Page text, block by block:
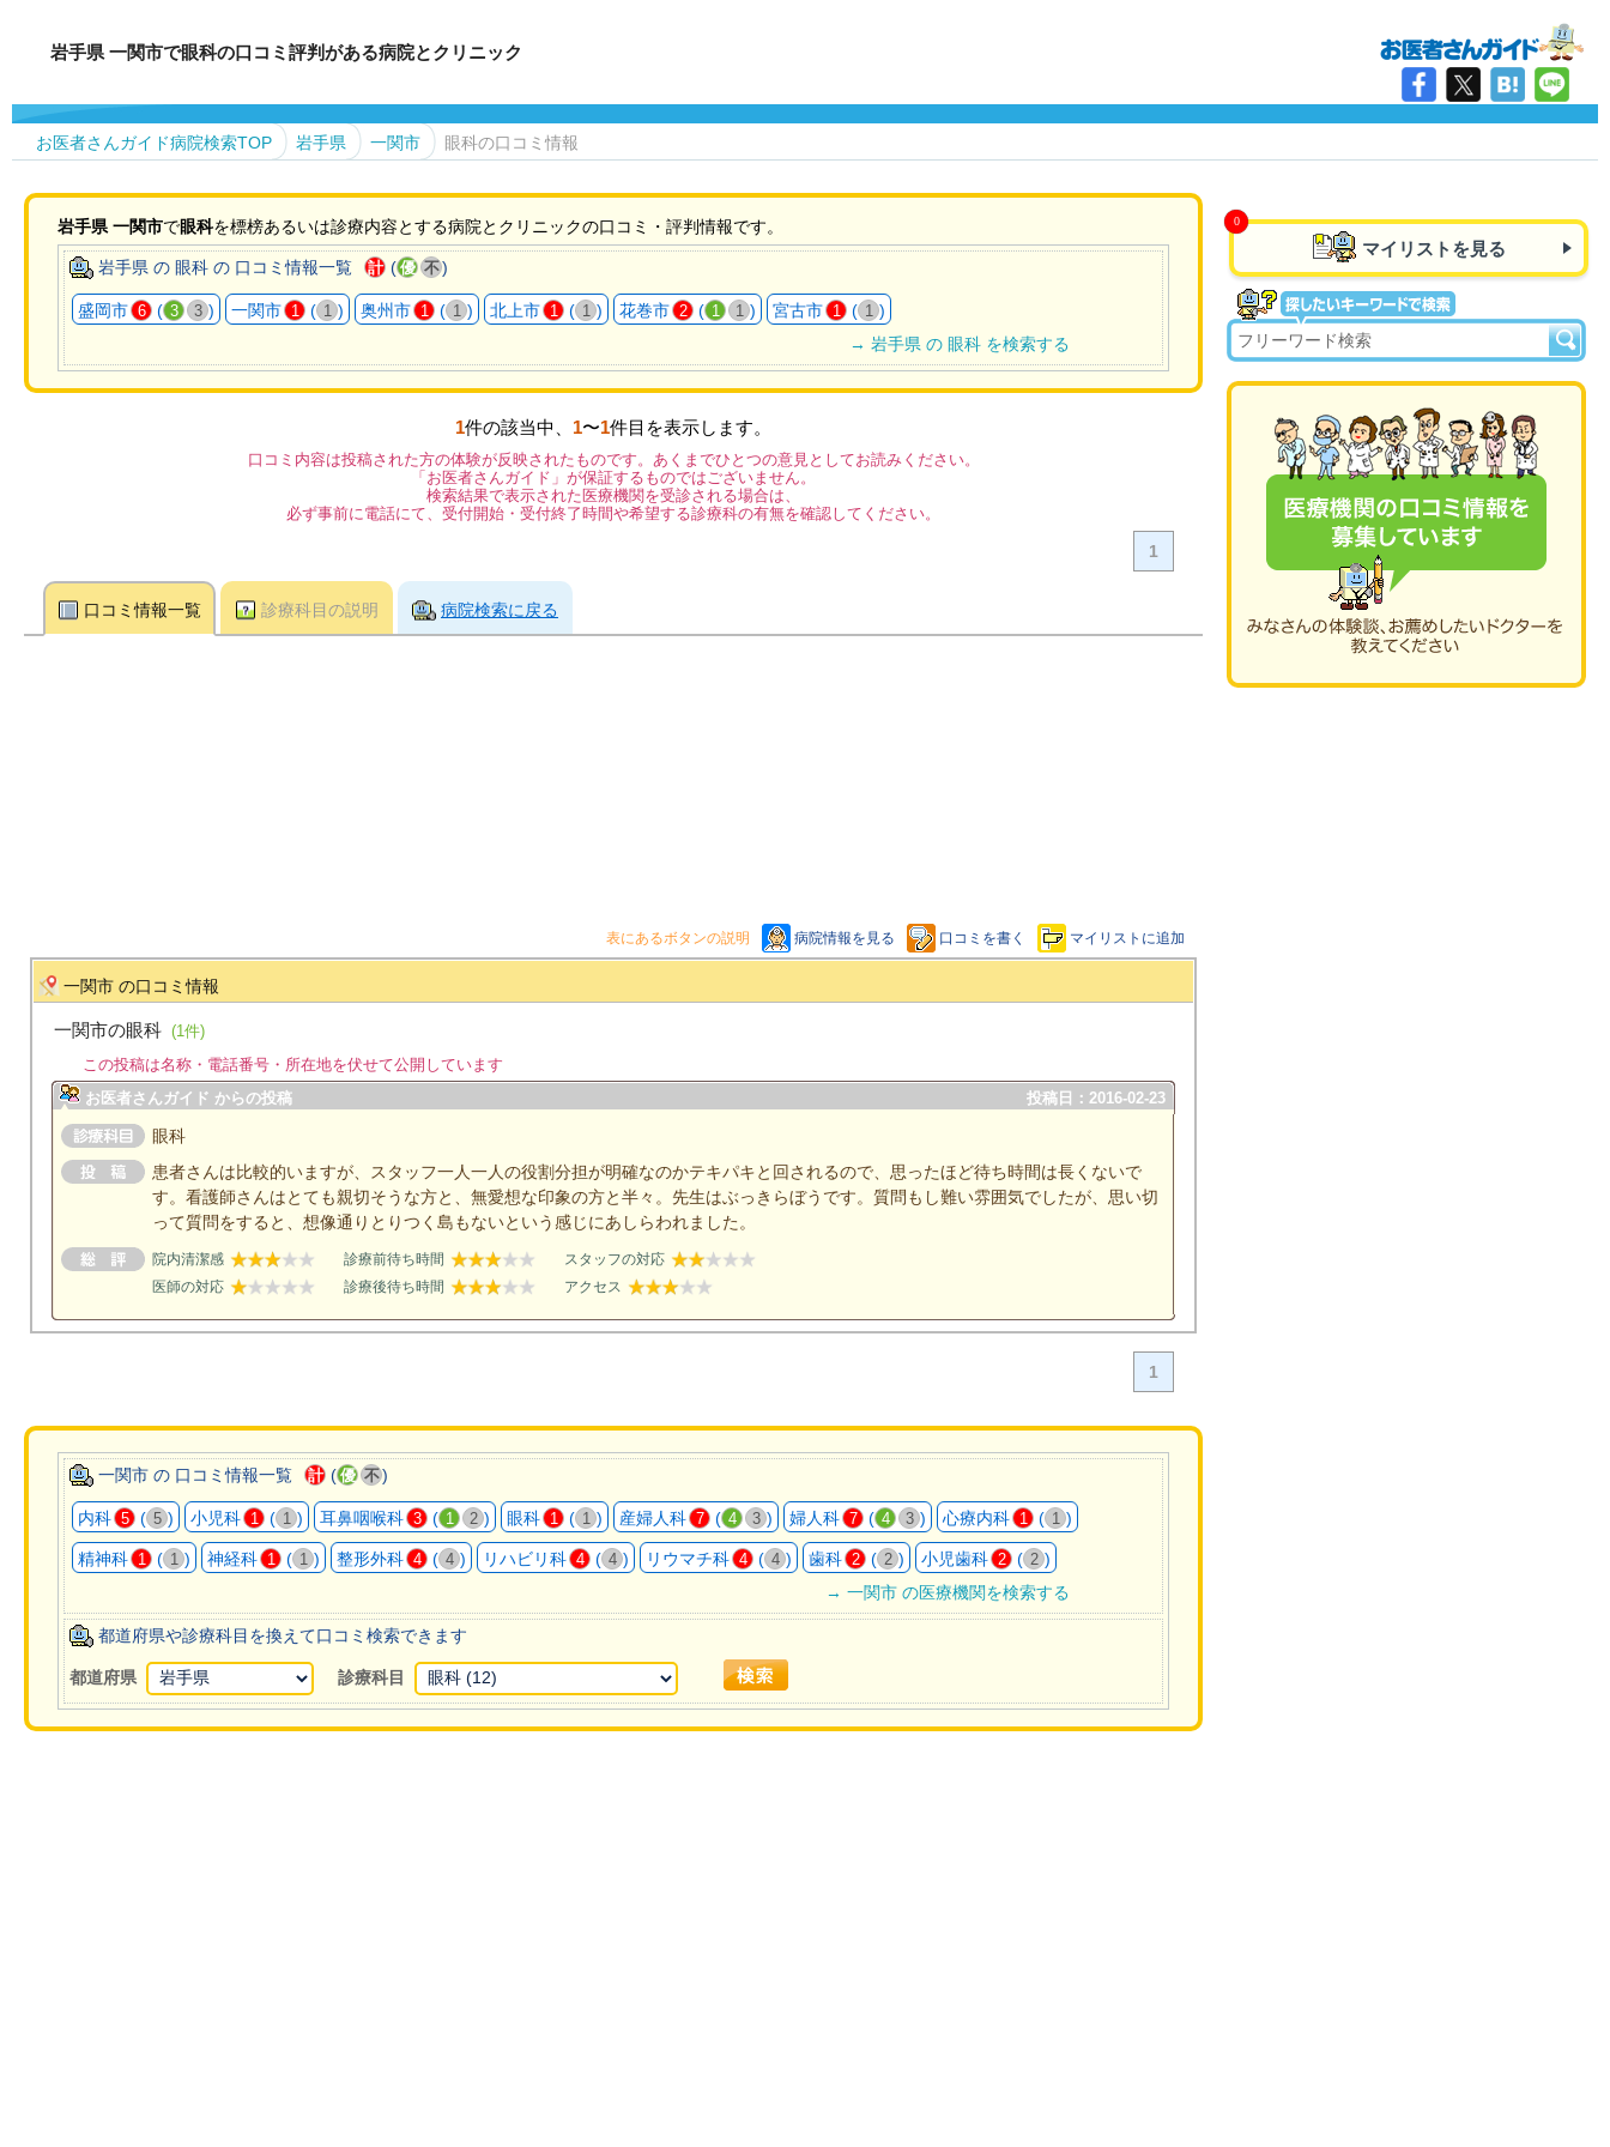
岩手県 一関市で眼科の口コミ評判がある病院とクリニック
お医者さんガイド病院検索TOP 岩手県 一関市 眼科の口コミ情報
岩手県 一関市で眼科を標榜あるいは診療内容とする病院とクリニックの口コミ・評判情報です。
岩手県 の 眼科 の 口コミ情報一覧 計 (優 不)
盛岡市 6 ( 3 3 ) 一関市 1 ( 1 ) 奥州市 1 ( 1 ) 北上市 1 ( 1 ) 花巻市 2 ( 1 1 ) 宮古市 1 ( 1 )
→ 岩手県 の 眼科 を検索する
1件の該当中、 1〜1件目を表示します。
口コミ内容は投稿された方の体験が反映されたものです。あくまでひとつの意見としてお読みください。
「お医者さんガイド」が保証するものではございません。
検索結果で表示された医療機関を受診される場合は、
必ず事前に電話にて、受付開始・受付終了時間や希望する診療科の有無を確認してください。
1
口コミ情報一覧 診療科目の説明 病院検索に戻る
表にあるボタンの説明 病院情報を見る 口コミを書く マイリストに追加
一関市 の口コミ情報
一関市の眼科 (1件)
この投稿は名称・電話番号・所在地を伏せて公開しています
お医者さんガイド からの投稿
投稿日：2016-02-23
眼科
患者さんは比較的いますが、スタッフ一人一人の役割分担が明確なのかテキパキと回されるので、思ったほど待ち時間は長くないで
す。看護師さんはとても親切そうな方と、無愛想な印象の方と半々。先生はぶっきらぼうです。質問もし難い雰囲気でしたが、思い切
って質問をすると、想像通りとりつく島もないという感じにあしらわれました。
院内清潔感 診療前待ち時間
スタッフの対応
医師の対応
診療後待ち時間 アクセス
1
一関市 の 口コミ情報一覧 計 (優 不)
内科 5 ( 5 ) 小児科 1 ( 1 ) 耳鼻咽喉科 3 ( 1 2 ) 眼科 1 ( 1 ) 産婦人科 7 ( 4 3 ) 婦人科 7 ( 4 3 ) 心療内科 1 ( 1 )
精神科 1 ( 1 ) 神経科 1 ( 1 ) 整形外科 4 ( 4 ) リハビリ科 4 ( 4 ) リウマチ科 4 ( 4 ) 歯科 2 ( 2 ) 小児歯科 2 ( 2 )
→ 一関市 の医療機関を検索する
都道府県や診療科目を換えて口コミ検索できます
都道府県 診療科目
マイリストを見る